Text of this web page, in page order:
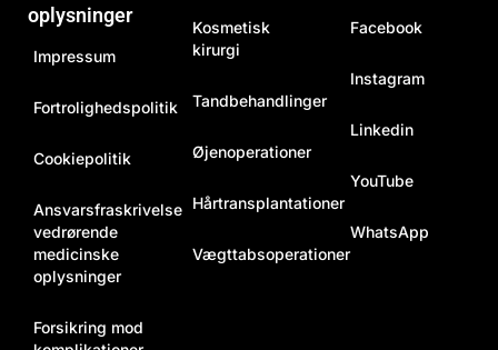
oplysninger
Impressum
Fortrolighedspolitik
Cookiepolitik
Ansvarsfraskrivelse
vedrørende
medicinske
oplysninger
Forsikring mod
Kosmetisk
kirurgi
Tandbehandlinger
Øjenoperationer
Hårtransplantationer
Vægttabsoperationer
Facebook
Instagram
Linkedin
YouTube
WhatsApp